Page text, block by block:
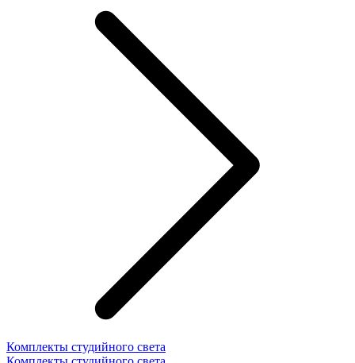
Комплекты студийного света